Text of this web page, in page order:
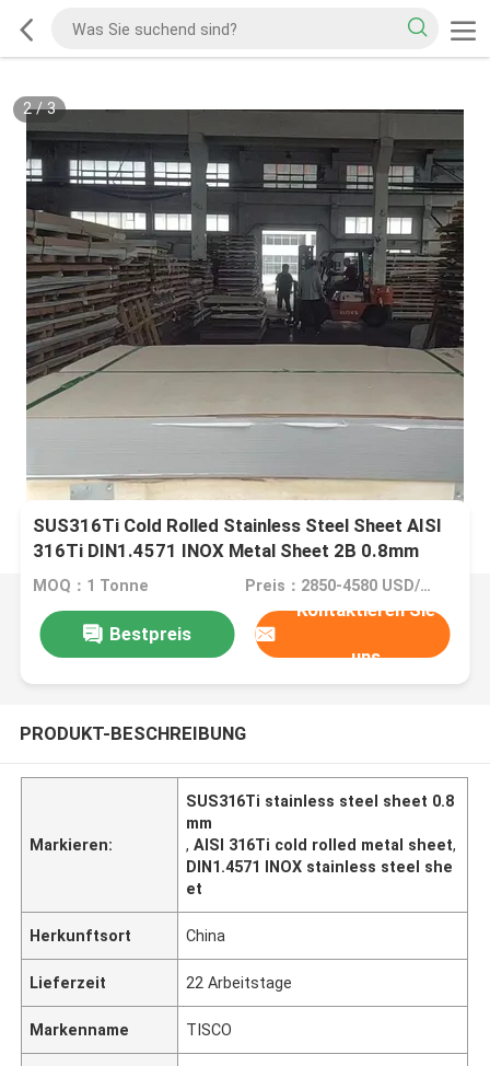
2/3
SUS316Ti Cold Rolled Stainless Steel Sheet AISI
316Ti DIN1.4571 INOX Metal Sheet 2B 0.8mm
MOQ：1 Tonne Preis：2850-4580 USD/Ton
Bestpreis
Kontaktieren Sie
uns
PRODUKT-BESCHREIBUNG
Markieren:
SUS316Ti stainless steel sheet 0.8
mm
,AISI 316Ti cold rolled metal sheet,
DIN1.4571 INOX stainless steel she
et
Herkunftsort China
Lieferzeit 22 Arbeitstage
Markenname TISCO